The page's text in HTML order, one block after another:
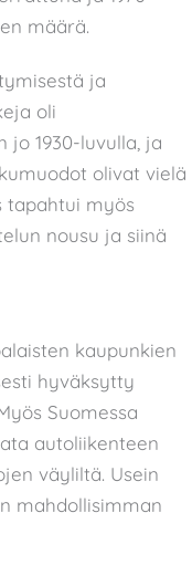
määrä.
ja
oli
1930-luvulla, ja
olivat vielä
tapahtui myös
nousu ja siinä
kaupunkien
hyväksytty
Suomessa
autoliikenteen
väyliltä. Usein
mahdollisimman